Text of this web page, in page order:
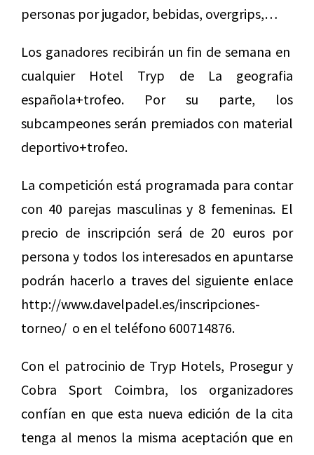
personas por jugador, bebidas, overgrips,…
Los ganadores recibirán un fin de semana en
cualquier Hotel Tryp de La geografia
española+trofeo. Por su parte, los
subcampeones serán premiados con material
deportivo+trofeo.
La competición está programada para contar
con 40 parejas masculinas y 8 femeninas. El
precio de inscripción será de 20 euros por
persona y todos los interesados en apuntarse
podrán hacerlo a traves del siguiente enlace
http://www.davelpadel.es/inscripciones-
torneo/ o en el teléfono 600714876.
Con el patrocinio de Tryp Hotels, Prosegur y
Cobra Sport Coimbra, los organizadores
confían en que esta nueva edición de la cita
tenga al menos la misma aceptación que en